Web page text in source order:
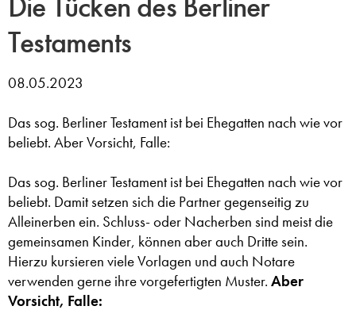
Testaments
08.05.2023
Das sog. Berliner Testament ist bei Ehegatten nach wie vor
beliebt. Aber Vorsicht, Falle:
Das sog. Berliner Testament ist bei Ehegatten nach wie vor
beliebt. Damit setzen sich die Partner gegenseitig zu
Alleinerben ein. Schluss- oder Nacherben sind meist die
gemeinsamen Kinder, können aber auch Dritte sein.
Hierzu kursieren viele Vorlagen und auch Notare
verwenden gerne ihre vorgefertigten Muster. Aber
Vorsicht, Falle: